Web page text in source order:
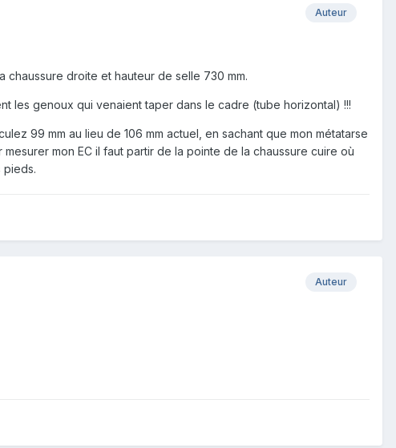
Auteur
droite et hauteur de selle 730 mm.
les genoux qui venaient taper dans le cadre (tube horizontal) !!!
99 mm au lieu de 106 mm actuel, en sachant que mon métatarse
mon EC il faut partir de la pointe de la chaussure cuire où
pieds.
Auteur